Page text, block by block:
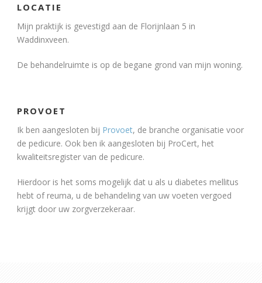
LOCATIE
Mijn praktijk is gevestigd aan de Florijnlaan 5 in
Waddinxveen.
De behandelruimte is op de begane grond van mijn woning.
PROVOET
Ik ben aangesloten bij Provoet, de branche organisatie voor
de pedicure. Ook ben ik aangesloten bij ProCert, het
kwaliteitsregister van de pedicure.
Hierdoor is het soms mogelijk dat u als u diabetes mellitus
hebt of reuma, u de behandeling van uw voeten vergoed
krijgt door uw zorgverzekeraar.